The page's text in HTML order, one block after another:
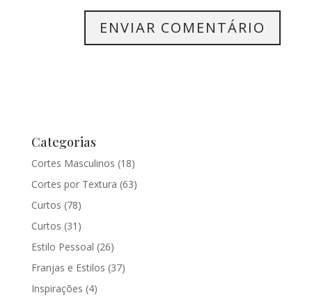
Categorias
Cortes Masculinos (18)
Cortes por Textura (63)
Curtos (78)
Curtos (31)
Estilo Pessoal (26)
Franjas e Estilos (37)
Inspirações (4)